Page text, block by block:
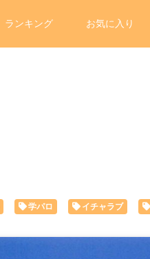
ランキング お気に入り
学パロ イチャラブ